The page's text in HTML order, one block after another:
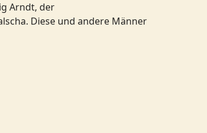
Arndt, der
Diese und andere Männer